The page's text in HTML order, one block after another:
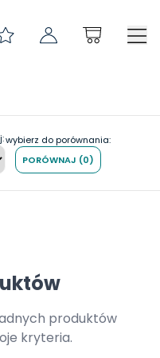
wybierz do porównania:
PORÓWNAJ (0)
produktów
kryteria.